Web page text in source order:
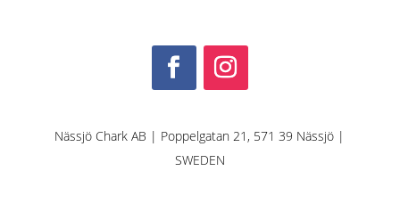
Nässjö Chark AB | Poppelgatan 21, 571 39 Nässjö |
SWEDEN